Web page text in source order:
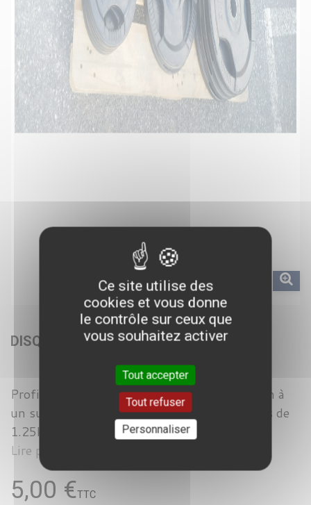
DISQUES OLYMPIQUES D'OCCASION
Profitez de nos disques olympiques d'occasion à
un super prix → VENDU PAR PAIRE Disques de
1.25kg à 25k.
Lire plus
5,00 €TTC
Ce site utilise des
cookies et vous donne
le contrôle sur ceux que
vous souhaitez activer
Tout accepter
Tout refuser
Personnaliser